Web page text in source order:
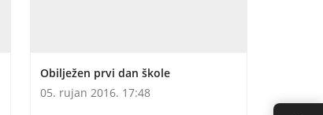
Obilježen prvi dan škole
05. rujan 2016. 17:48